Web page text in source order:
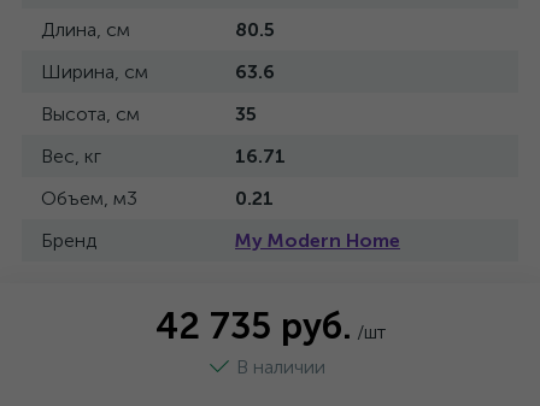
Длина, см
80.5
Ширина, см
63.6
Высота, см
35
Вес, кг
16.71
Объем, м3
0.21
Бренд
My Modern Home
42 735 руб. /шт
В наличии